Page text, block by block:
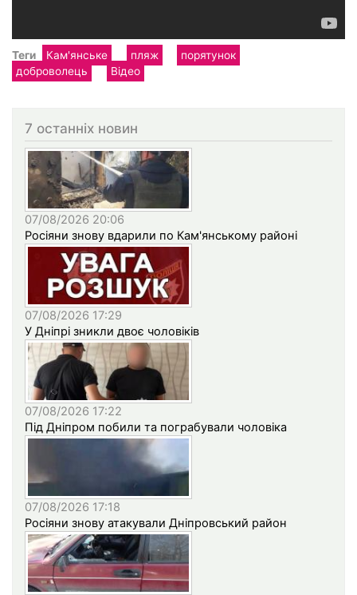
Теги Кам'янське пляж
порятунок
доброволець
Відео
7 останніх новин
07/08/2026 20:06
Росіяни знову вдарили по Кам'янському районі
07/08/2026 17:29
У Дніпрі зникли двоє чоловіків
07/08/2026 17:22
Під Дніпром побили та пограбували чоловіка
07/08/2026 17:18
Росіяни знову атакували Дніпровський район